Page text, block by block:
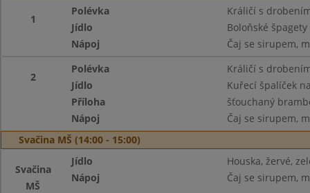
1
Polévka
Králičí s
Jídlo
Boloňské
Nápoj
Čaj se sirupem,
2
Polévka
Králičí s
Jídlo
Kuřecí špalíček
Příloha
šťouchaný
Nápoj
Čaj se sirupem,
Svačina MŠ (14:00 - 15:00)
Svačina
MŠ
Jídlo
Houska, žervé,
Nápoj
Čaj se sirupem,